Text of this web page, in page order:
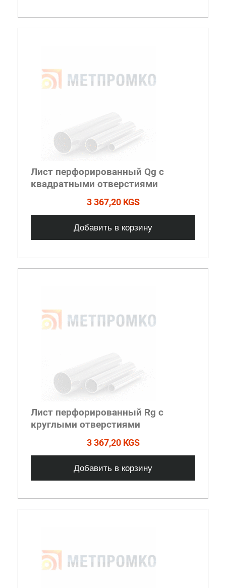
Лист перфорированный Qg с
квадратными отверстиями
3 367,20 KGS
Добавить в корзину
Лист перфорированный Rg с
круглыми отверстиями
3 367,20 KGS
Добавить в корзину